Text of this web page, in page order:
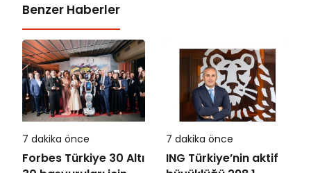
Benzer Haberler
7 dakika önce
Forbes Türkiye 30 Altı
7 dakika önce
ING Türkiye’nin aktif